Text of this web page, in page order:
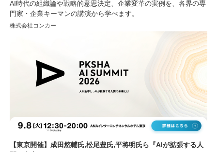
AI時代の組織論や戦略的意思決定、企業変革の実例を、各界の専
門家・企業キーマンの講演から学べます。
株式会社コンカー
【東京開催】成田悠輔氏,松尾豊氏,平将明氏ら『AIが拡張する人